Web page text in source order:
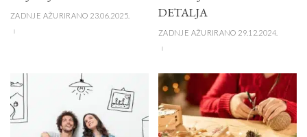
ZADNJE AŽURIRANO 23.06.2025.
DETALJA
ZADNJE AŽURIRANO 29.12.2024.